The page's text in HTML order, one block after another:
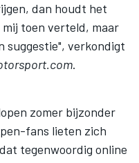
dan houdt het
toen verteld, maar
suggestie", verkondigt
.
zomer bijzonder
fans lieten zich
tegenwoordig online